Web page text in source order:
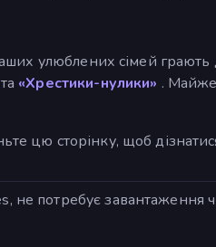
улюблених сімей
та «Хрестики-нулики» .
цю сторінку, щоб
потребує завантаження